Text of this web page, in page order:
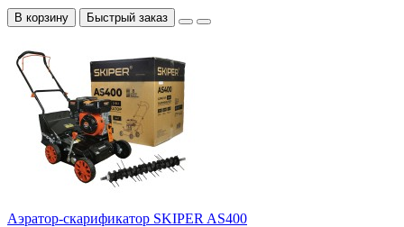
В корзину Быстрый заказ
Аэратор-скарификатор SKIPER AS400